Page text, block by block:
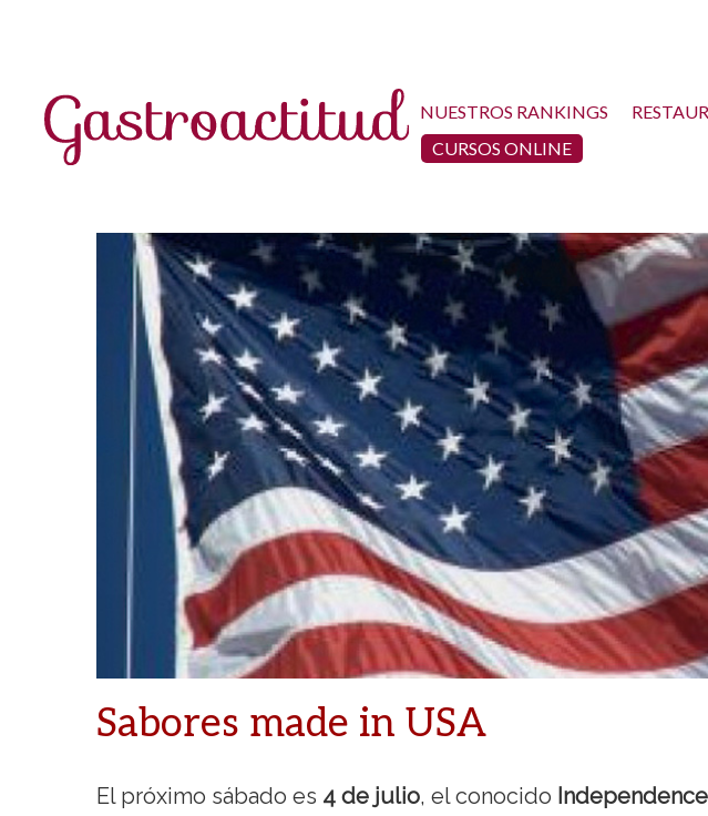
NUESTROS RANKINGS
CURSOS ONLINE
Sabores made in USA
El próximo sábado es 4 de julio, el conocido